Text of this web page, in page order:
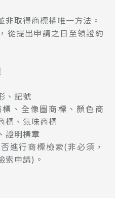
非取得商標權唯一方法。
從提出申請之日至領證約
、記號
、全像圖商標、顏色商
標、氣味商標
證明標章
進行商標檢索(非必須，
索申請)。